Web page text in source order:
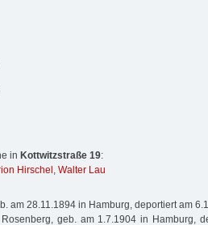
in Kottwitzstraße 19:
Hirschel , Walter Lau
am 28.11.1894 in Hamburg, deportiert am
geb. am 1.7.1904 in Hamburg,